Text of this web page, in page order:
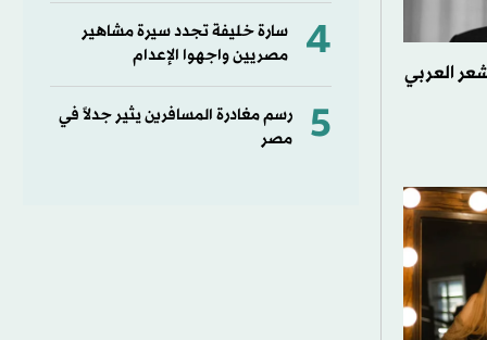
العربي
4
سارة خليفة تجدد سيرة مشاهير
مصريين واجهوا الإعدام
5
رسم مغادرة المسافرين يثير جدلاً في
مصر